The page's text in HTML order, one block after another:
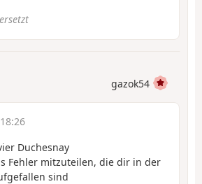
gazok54
Duchesnay
Fehler mitzuteilen, die dir in der
sind